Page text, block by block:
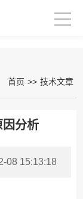
首页 >> 技术文章
因分析
08 15:13:18